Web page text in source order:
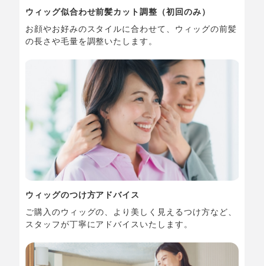
ウィッグ似合わせ前髪カット調整（初回のみ）
お顔やお好みのスタイルに合わせて、ウィッグの前髪
の長さや毛量を調整いたします。
ウィッグのつけ方アドバイス
ご購入のウィッグの、より美しく見えるつけ方など、
スタッフが丁寧にアドバイスいたします。